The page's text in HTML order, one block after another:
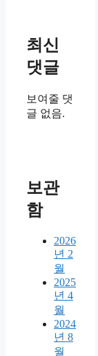
최신
댓글
보여줄 댓
글 없음.
보관
함
2026
년 2
월
2025
년 4
월
2024
년 8
월